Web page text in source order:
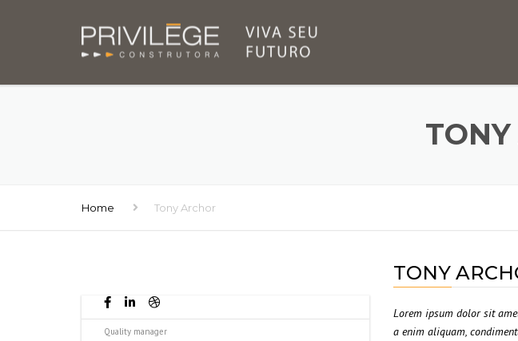
Home Tony Archor
Quality manager
TONY
Lorem ipsum dolor sit
a enim aliquam,